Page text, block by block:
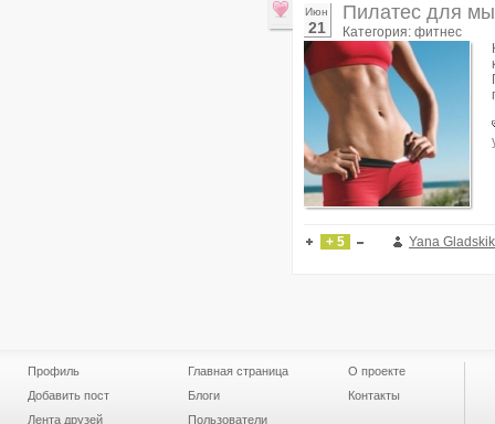
Июн
21
Пилатес для
Категория: фитнес
+ 5 Yana
Профиль
Добавить пост
Лента друзей
Главная страница
Блоги
Пользователи
О проекте
Контакты